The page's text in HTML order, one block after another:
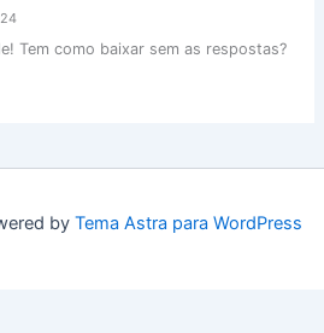
Tem como baixar sem as respostas?
by Tema Astra para WordPress